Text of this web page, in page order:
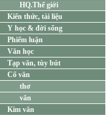
HQ.Thế giới
Kiến thức, tài liệu
Y học & đời sống
Phiếm luận
Văn học
Tạp văn, tùy bút
Cổ văn
thơ
văn
Kim văn